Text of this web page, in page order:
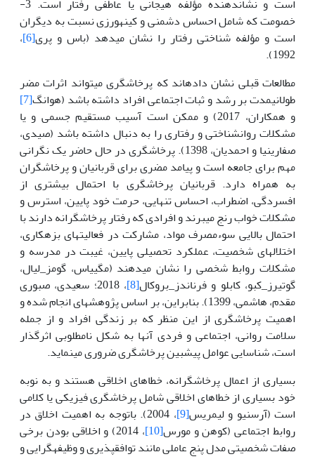
خصومت که شامل احساس دشمنی و کینه­ورزی نسبت به دیگران
است و مؤلفه شناختی رفتار را نشان می­دهد (باس و پری[6] ،
1992).
مطالعات قبلی نشان داده­اند که پرخاشگری می­تواند اثرات مضر
طولانی­مدت بر رشد و ثبات اجتماعی افراد داشته باشد (هوانگ[7]
و همکاران، 2017) و ممکن است آسیب مستقیم جسمی و یا
مشکلات روان­شناختی و رفتاری را به دنبال داشته باشد (صیدی،
صفاری­نیا و احمدیان، 1398). پرخاشگری در حال حاضر یک نگرانی
مهم برای جامعه است و پیامد مضری برای قربانیان و پرخاشگران
به همراه دارد. قربانیان پرخاشگری با احتمال بیشتری از
افسردگی، اضطراب، احساس تنهایی، حرمت خود پایین، استرس و
مشکلات خواب رنج می­برند و افرادی که رفتار پرخاشگرانه دارند با
احتمال بالایی سوءمصرف مواد، مشارکت در فعالیت­های بزهکاری،
اختلال­های شخصیت، عملکرد تحصیلی پایین، غیبت در مدرسه و
مشکلات روابط شخصی را نشان می­دهند (مگییاس، گومز_لیال،
گوتیرز_کبو، کابلو و فرناندز_بروکال[8]
، 2018؛ سعیدی، صبوری
مقدم، هاشمی، 1399). بنابراین، بر اساس پژوهش­های انجام شده و
اهمیت پرخاشگری از این منظر که بر زندگی افراد و از جمله
سلامت روانی، اجتماعی و فردی آن­ها به شکل نامطلوبی اثرگذار
است، شناسایی عوامل پیش­بین پرخاشگری ضروری می­نماید.
بسیاری از اعمال پرخاشگرانه، خطاهای اخلاقی هستند و به نوبه
خود بسیاری از خطاهای اخلاقی شامل پرخاشگری فیزیکی یا کلامی
است (آرسنیو و لیمریس[9]
، 2004). باتوجه به اهمیت اخلاق در
روابط اجتماعی (کوهن و مورس[10]
، 2014) و اخلاقی بودن برخی
صفات شخصیتی مدل پنج عاملی مانند توافق­پذیری و وظیفه­گرایی و